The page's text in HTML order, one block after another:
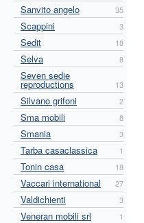
Sanvito angelo 35
Scappini 3
Sedit 18
Selva 8
Seven sedie
reproductions 13
Silvano grifoni 2
Sma mobili 8
Smania 3
Tarba casaclassica 1
Tonin casa 18
Vaccari international 27
Valdichienti 3
Veneran mobili srl 1